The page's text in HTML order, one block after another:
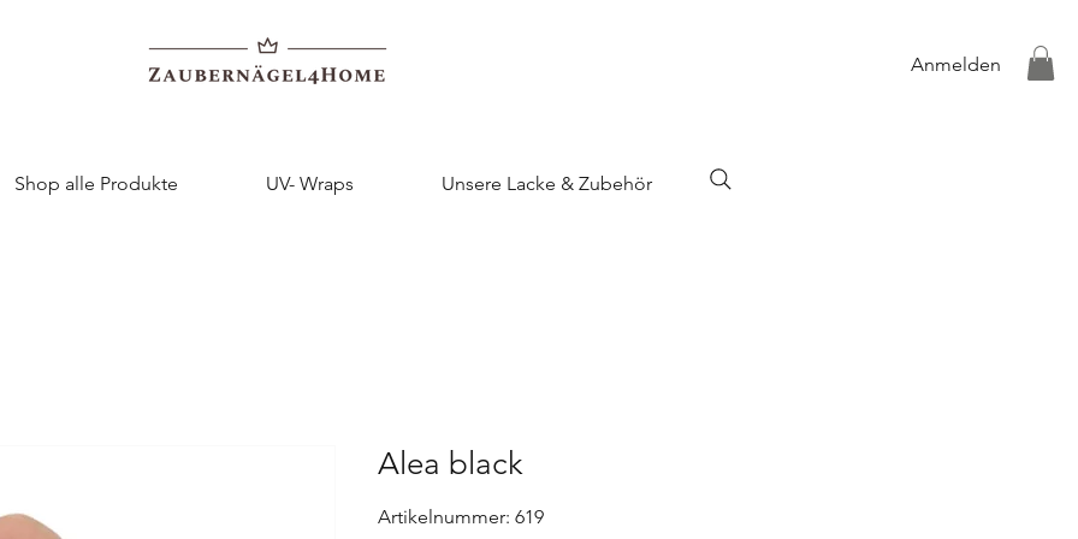
Anmelden
Shop alle Produkte UV- Wraps Unsere Lacke & Zubehör
Alea black
Artikelnummer: 619